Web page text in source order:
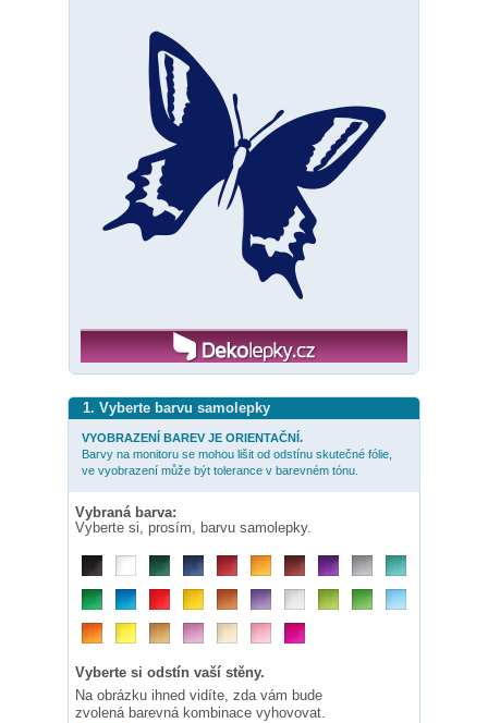
1. Vyberte barvu samolepky
VYOBRAZENÍ BAREV JE ORIENTAČNÍ.
Barvy na monitoru se mohou lišit od odstínu skutečné fólie,
ve vyobrazení může být tolerance v barevném tónu.
Vybraná barva:
Vyberte si, prosím, barvu samolepky.
Vyberte si odstín vaší stěny.
Na obrázku ihned vidíte, zda vám bude
zvolená barevná kombinace vyhovovat.